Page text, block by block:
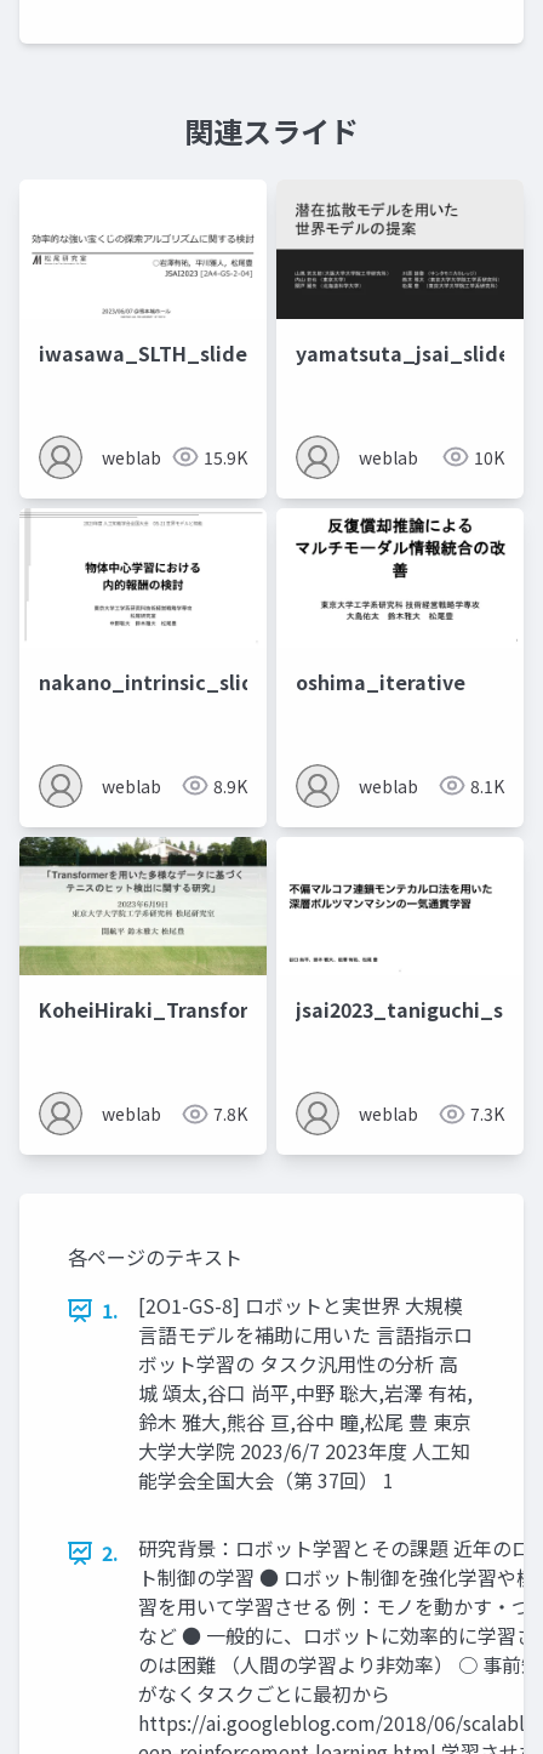
関連スライド
iwasawa_SLTH_slide
weblab 15.9K
yamatsuta_jsai_slide
weblab 10K
nakano_intrinsic_slide
weblab 8.9K
oshima_iterative
weblab 8.1K
KoheiHiraki_Transformer_slide_JSAI2023
weblab 7.8K
jsai2023_taniguchi_slide
weblab 7.3K
各ページのテキスト
1.
[2O1-GS-8] ロボットと実世界 大規模
言語モデルを補助に用いた 言語指示ロ
ボット学習の タスク汎用性の分析 高
城 頌太,谷口 尚平,中野 聡大,岩澤 有祐,
鈴木 雅大,熊谷 亘,谷中 瞳,松尾 豊 東京
大学大学院 2023/6/7 2023年度 人工知
能学会全国大会（第 37回） 1
2.
研究背景：ロボット学習とその課題 近年のロ
ト制御の学習 ● ロボット制御を強化学習や模
習を用いて学習させる 例：モノを動かす・つ
など ● 一般的に、ロボットに効率的に学習さ
のは困難 （人間の学習より非効率） ○ 事前
がなくタスクごとに最初から
https://ai.googleblog.com/2018/06/